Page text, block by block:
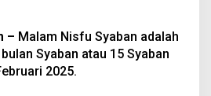
– Malam Nisfu Syaban adalah
Syaban atau 15 Syaban
2025.